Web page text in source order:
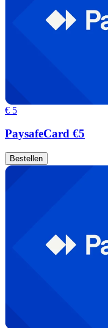
€ 5
PaysafeCard €5
Bestellen